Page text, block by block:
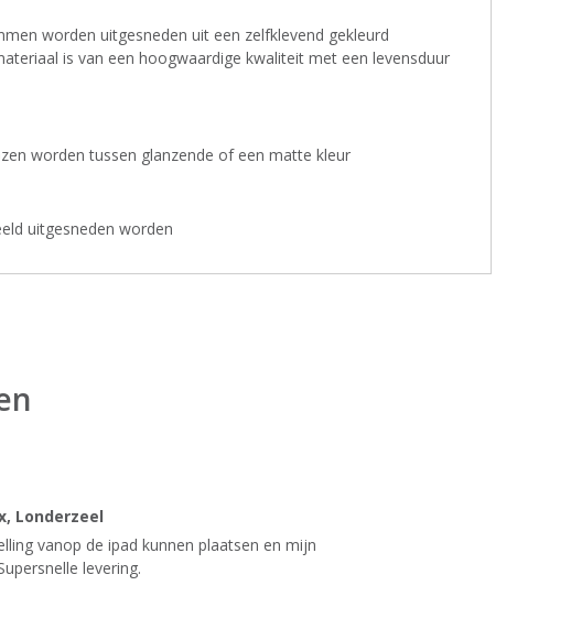
worden uitgesneden uit een zelfklevend gekleurd
is van een hoogwaardige kwaliteit met een levensduur
worden tussen glanzende of een matte kleur
uitgesneden worden
, Londerzeel
vanop de ipad kunnen plaatsen en mijn
levering.